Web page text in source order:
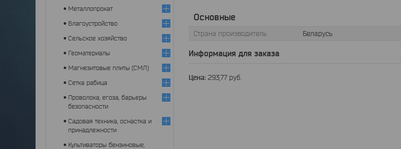
Основные
Страна производитель Беларусь
Информация для заказа
Цена: 293,77 руб.
Металлопрокат
Благоустройство
Сельское хозяйство
Геоматериалы
Магнезитовые плиты (СМЛ)
Сетка рабица
Проволока, егоза, барьеры
безопасности
Садовая техника, оснастка и
принадлежности
Культиваторы бензиновые,